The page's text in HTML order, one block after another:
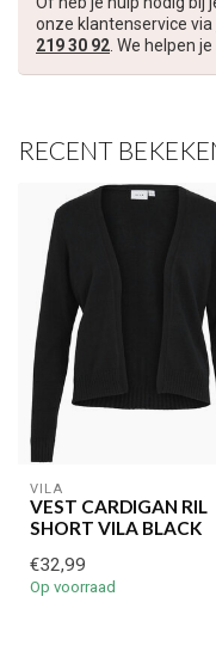
onze klantenservice via
219 30 92. We helpen
RECENT
VILA
VEST CARDIGAN RIL
SHORT VILA BLACK
€32,99
Op voorraad
Je korting is geldig